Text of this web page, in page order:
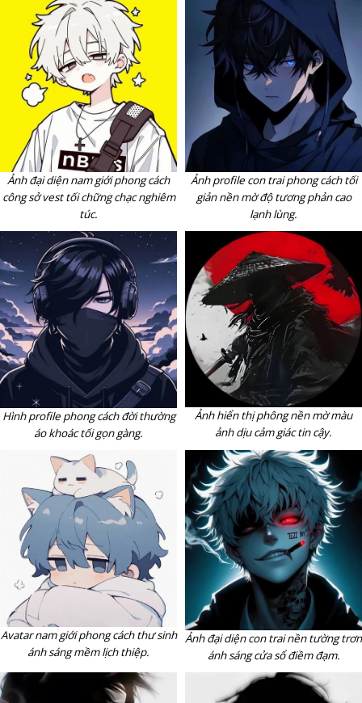
Ảnh đại diện nam giới phong cách
công sở vest tối chững chạc nghiêm
túc.
Ảnh profile con trai phong cách tối
giản nền mờ độ tương phản cao
lạnh lùng.
Hình profile phong cách đời thường
áo khoác tối gọn gàng.
Ảnh hiển thị phông nền mờ màu
ảnh dịu cảm giác tin cậy.
Avatar nam giới phong cách thư sinh
ánh sáng mềm lịch thiệp.
Ảnh đại diện con trai nền tường trơn
ánh sáng cửa sổ điềm đạm.